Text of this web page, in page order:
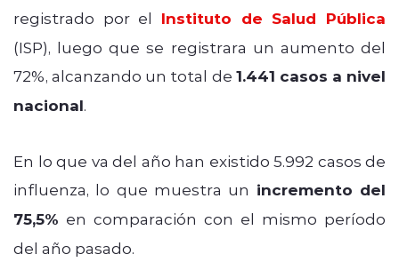
registrado por el Instituto de Salud Pública
(ISP), luego que se registrara un aumento del
72%, alcanzando un total de 1.441 casos a nivel
nacional.
En lo que va del año han existido 5.992 casos de
influenza, lo que muestra un incremento del
75,5% en comparación con el mismo período
del año pasado.